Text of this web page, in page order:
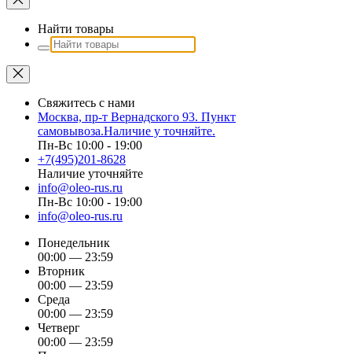
Найти товары
Свяжитесь с нами
Москва, пр-т Вернадского 93. Пункт
самовывоза.Наличие у точняйте.
Пн-Вс 10:00 - 19:00
+7(495)201-8628
Наличие уточняйте
info@oleo-rus.ru
Пн-Вс 10:00 - 19:00
info@oleo-rus.ru
Понедельник
00:00 — 23:59
Вторник
00:00 — 23:59
Среда
00:00 — 23:59
Четверг
00:00 — 23:59